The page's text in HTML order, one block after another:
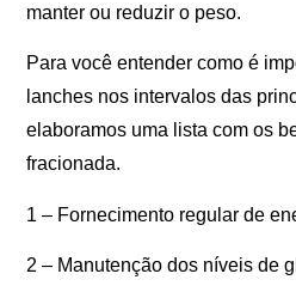
manter ou reduzir o peso.
Para você entender como é
lanches nos intervalos das
elaboramos uma lista com os
fracionada.
1 – Fornecimento regular de
2 – Manutenção dos níveis de